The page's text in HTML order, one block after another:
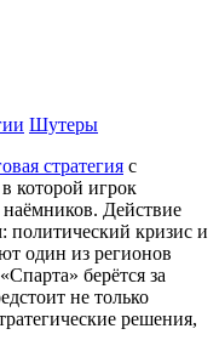
Шутеры
стратегия с
которой игрок
наёмников. Действие
политический кризис и
один из регионов
берётся за
не только
решения,